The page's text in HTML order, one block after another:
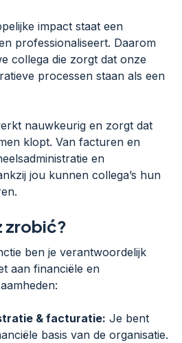
impact staat een
professionaliseert. Daarom
collega die zorgt dat onze
processen staan als een
nauwkeurig en zorgt dat
klopt. Van facturen en
en
jou kunnen collega’s hun
zrobić?
ben je verantwoordelijk
aan financiële en
& facturatie: Je bent
basis van de organisatie.